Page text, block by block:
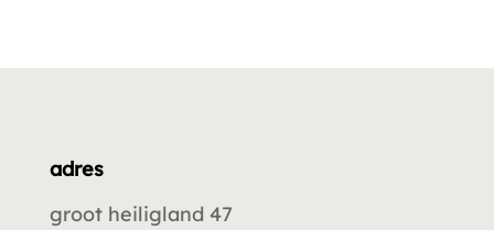
adres
groot heiligland 47